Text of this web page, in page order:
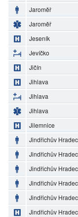
Jaroměř
Jaroměř
Jeseník
Jevíčko
Jičín
Jihlava
Jihlava
Jihlava
Jilemnice
Jindřichův Hradec
Jindřichův Hradec
Jindřichův Hradec
Jindřichův Hradec
Jindřichův Hradec
Jindřichův Hradec